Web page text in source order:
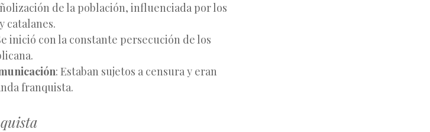
de la población, influenciada por los
catalanes.
inició con la constante persecución de los
: Estaban sujetos a censura y eran
franquista.